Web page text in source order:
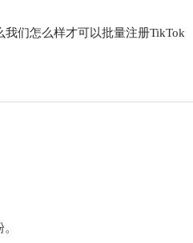
们怎么样才可以批量注册TikTok